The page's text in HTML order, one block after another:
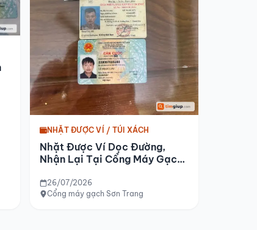
NHẶT ĐƯỢC VÍ / TÚI XÁCH
Nhặt Được Ví Dọc Đường,
Nhận Lại Tại Cổng Máy Gạch
26/07/2026
Cổng máy gạch Sơn Trang